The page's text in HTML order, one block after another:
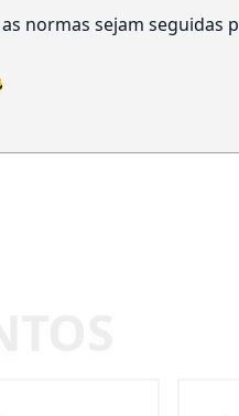
normas sejam seguidas